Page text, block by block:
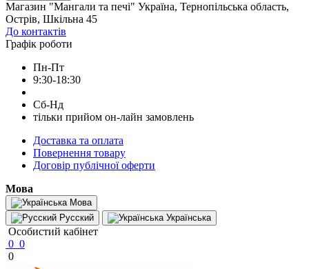
Магазин "Мангали та печі" Україна, Тернопільська область,
Острів, Шкільна 45
До контактів
Графік роботи
Пн-Пт
9:30-18:30
Сб-Нд
тільки прийом он-лайн замовлень
Доставка та оплата
Повернення товару
Договір публічної оферти
Мова
Мова
Русский
Українська
Особистий кабінет
0 0
0